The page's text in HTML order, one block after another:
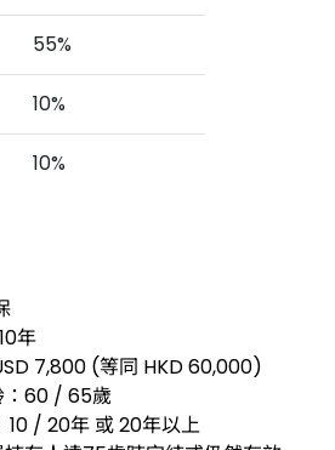
55%
10%
10%
年
7,800 (等同 HKD 60,000)
：60 / 65歲
10 / 20年 或 20年以上